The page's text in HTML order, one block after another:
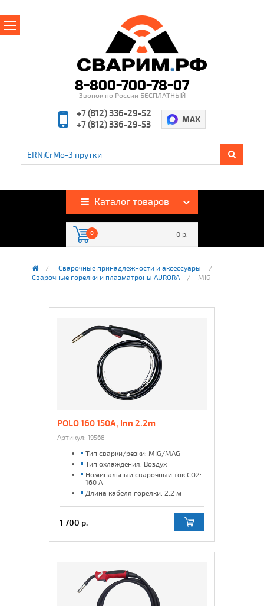
Производители
Полезная информация
Гарантия и возврат
8-800-700-78-07
Звонок по России БЕСПЛАТНЫЙ
+7 (812) 336-29-52
+7 (812) 336-29-53
MAX
Каталог товаров
0 0 р.
Сварочные принадлежности и аксессуары
Сварочные горелки и плазматроны AURORA
MIG
POLO 160 150А, Inn 2.2m
Артикул: 19568
Тип сварки/резки: MIG/MAG
Тип охлаждения: Воздух
Номинальный сварочный ток CO2:
160 А
Длина кабеля горелки: 2.2 м
1 700 р.